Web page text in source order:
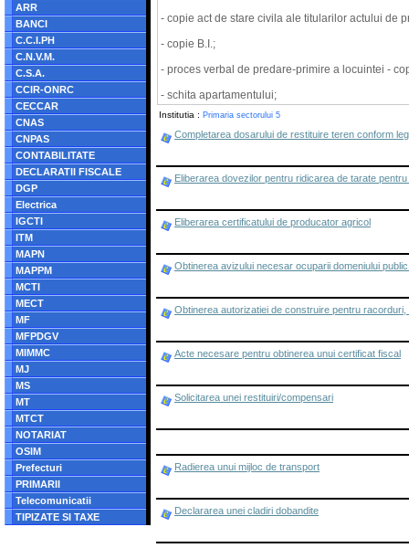
ARR
BANCI
C.C.I.PH
C.N.V.M.
C.S.A.
CCIR-ONRC
CECCAR
CNAS
CNPAS
CONTABILITATE
DECLARATII FISCALE
DGP
Electrica
IGCTI
ITM
MAPN
MAPPM
MCTI
MECT
MF
MFPDGV
MIMMC
MJ
MS
MT
MTCT
NOTARIAT
OSIM
Prefecturi
PRIMARII
Telecomunicatii
TIPIZATE SI TAXE
- copie act de stare civila ale titularilor actului de
- copie B.I.;
- proces verbal de predare-primire a locuintei -
- schita apartamentului;
Institutia : Primaria sectorului 5
Completarea dosarului de restituire teren conform
Eliberarea dovezilor pentru ridicarea de tarate
Eliberarea certificatului de producator agricol
Obtinerea avizului necesar ocuparii domeniului
Obtinerea autorizatiei de construire pentru
Acte necesare pentru obtinerea unui certificat fiscal
Solicitarea unei restituiri/compensari
Radierea unui mijloc de transport
Declararea unei cladiri dobandite